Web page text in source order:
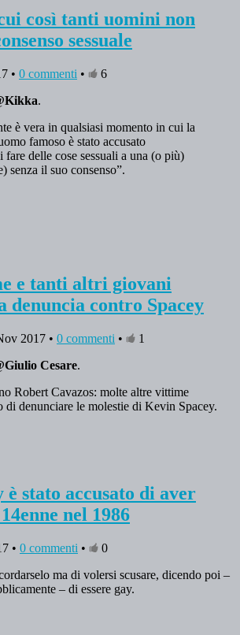
così tanti uomini non
sessuale
• 0 commenti •
6
.
è vera in qualsiasi momento in cui la
famoso è stato accusato
fare delle cose sessuali a una (o più)
senza il suo consenso”.
e tanti altri giovani
denuncia contro Spacey
2017 • 0 commenti •
1
Cesare.
Robert Cavazos: molte altre vittime
di denunciare le molestie di Kevin Spacey.
è stato accusato di aver
nel 1986
• 0 commenti •
0
ma di volersi scusare, dicendo poi –
– di essere gay.